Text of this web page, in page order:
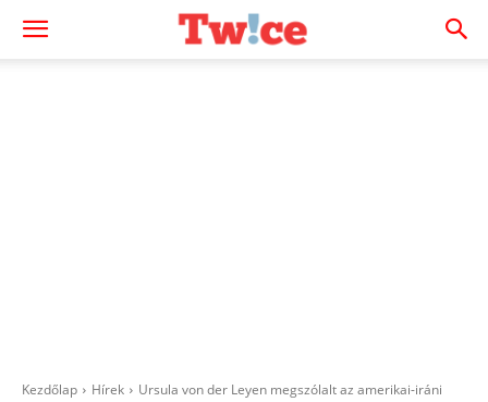
Kezdőlap Hírek
Ursula von der Leyen megszólalt az amerikai-iráni